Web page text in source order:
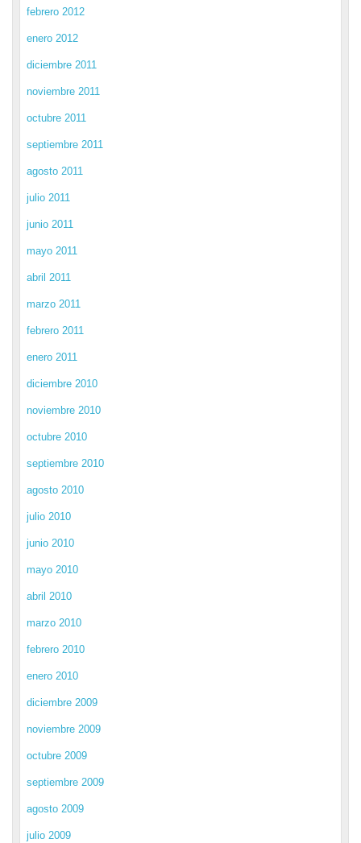
febrero 2012
enero 2012
diciembre 2011
noviembre 2011
octubre 2011
septiembre 2011
agosto 2011
julio 2011
junio 2011
mayo 2011
abril 2011
marzo 2011
febrero 2011
enero 2011
diciembre 2010
noviembre 2010
octubre 2010
septiembre 2010
agosto 2010
julio 2010
junio 2010
mayo 2010
abril 2010
marzo 2010
febrero 2010
enero 2010
diciembre 2009
noviembre 2009
octubre 2009
septiembre 2009
agosto 2009
julio 2009